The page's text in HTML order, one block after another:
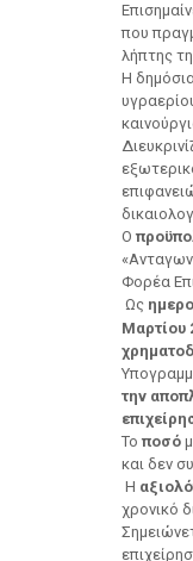
που
λήπτης
Η
Ο
Φορέα
Ως
Μαρτίου
την
Το ποσό
και δεν
Η
χρονικό